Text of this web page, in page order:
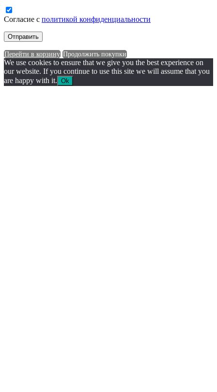
Согласие с политикой конфиденциальности
Перейти в корзину Продолжить покупки
We use cookies to ensure that we give you the best experience on
our website. If you continue to use this site we will assume that you
are happy with it. Ok